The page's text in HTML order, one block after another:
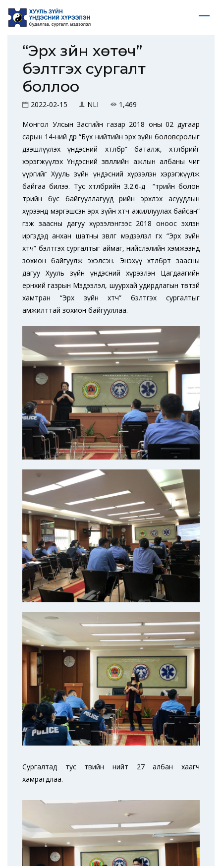
“Эрх зүйн хөтөч”
бэлтгэх сургалт
боллоо
2022-02-15 NLI 1,469
Монгол Улсын Засгийн газар 2018 оны 02 дугаар
сарын 14-ний өдөр “Бүх нийтийн эрх зүйн боловсролыг
дээшлүүлэх үндэсний хөтөлбөр” баталж, хөтөлбөрийг
хэрэгжүүлэх Үндэсний зөвлөлийн ажлын албаны чиг
үүргийг Хууль зүйн үндэсний хүрээлэн хэрэгжүүлж
байгаа билээ. Тус хөтөлбөрийн 3.2.6-д “төрийн болон
төрийн бус байгууллагууд өөрийн эрхлэх асуудлын
хүрээнд мэргэшсэн эрх зүйн хөтөч ажиллуулах байсан”
гэж заасны дагуу хүрээлэнгээс 2018 оноос эхлэн
иргэдэд анхан шатны зөвлөгөө мэдээлэл өгөх “Эрх зүйн
хөтөч” бэлтгэх сургалтыг аймаг, нийслэлийн хэмжээнд
зохион байгуулж эхэлсэн. Энэхүү хөтөлбөрт заасны
дагуу Хууль зүйн үндэсний хүрээлэн Цагдаагийн
ерөнхий газрын Мэдээлэл, шуурхай удирдлагын төвтэй
хамтран “Эрх зүйн хөтөч” бэлтгэх сургалтыг
амжилттай зохион байгууллаа.
Сургалтад тус төвийн нийт 27 албан хаагч
хамрагдлаа.